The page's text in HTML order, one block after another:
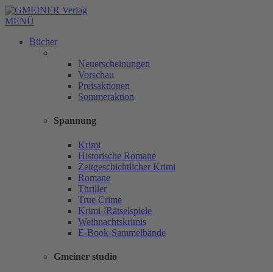
MENÜ
Bücher
Neuerscheinungen
Vorschau
Preisaktionen
Sommeraktion
Spannung
Krimi
Historische Romane
Zeitgeschichtlicher Krimi
Romane
Thriller
True Crime
Krimi-/Rätselspiele
Weihnachtskrimis
E-Book-Sammelbände
Gmeiner studio